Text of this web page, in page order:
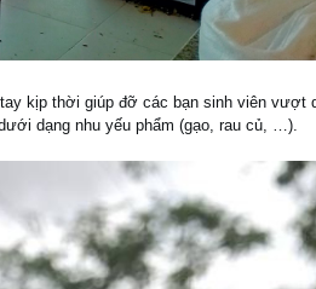
kịp thời giúp đỡ các bạn sinh viên vượt
dạng nhu yếu phẩm (gạo, rau củ, …).